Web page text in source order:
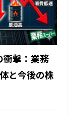
撃：業務
と今後の株